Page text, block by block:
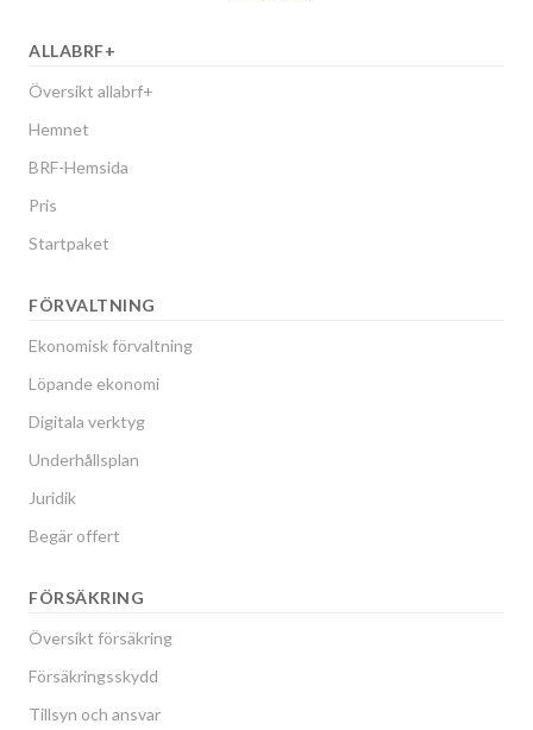
ALLABRF+
Översikt allabrf+
Hemnet
BRF-Hemsida
Pris
Startpaket
FÖRVALTNING
Ekonomisk förvaltning
Löpande ekonomi
Digitala verktyg
Underhållsplan
Juridik
Begär offert
FÖRSÄKRING
Översikt försäkring
Försäkringsskydd
Tillsyn och ansvar